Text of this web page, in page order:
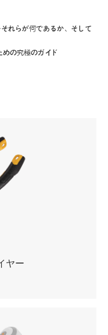
れらが何であるか、そして
の究極のガイド
ヤー